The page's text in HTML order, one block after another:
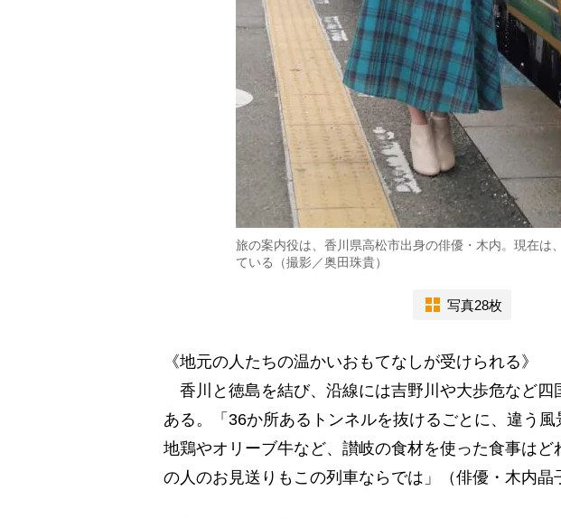
旅の案内役は、香川県高松市出身の俳優・木内。現在は
ている（撮影／奥田珠貴）
写真28枚
《地元の人たちの温かいおもてなしが受けられる》
香川と徳島を結び、沿線には吉野川や大歩危など四
ある。「36か所あるトンネルを抜けるごとに、違う
地鶏やオリーブ牛など、讃岐の食材を使った食事はど
の人のお見送りもこの列車ならでは」（俳優・木内晶